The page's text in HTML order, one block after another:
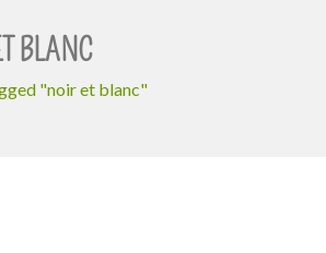
BLANC
"noir et blanc"